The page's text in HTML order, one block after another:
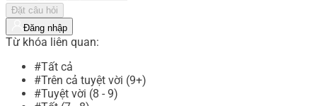
Đặt câu hỏi
Đăng nhập
Từ khóa liên quan:
#Tất cả
#Trên cả tuyệt vời (9+)
#Tuyệt vời (8 - 9)